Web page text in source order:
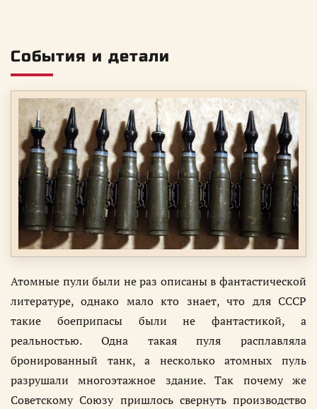
События и детали
Атомные пули были не раз описаны в фантастической
литературе, однако мало кто знает, что для СССР
такие боеприпасы были не фантастикой, а
реальностью. Одна такая пуля расплавляла
бронированный танк, а несколько атомных пуль
разрушали многоэтажное здание. Так почему же
Советскому Союзу пришлось свернуть производство